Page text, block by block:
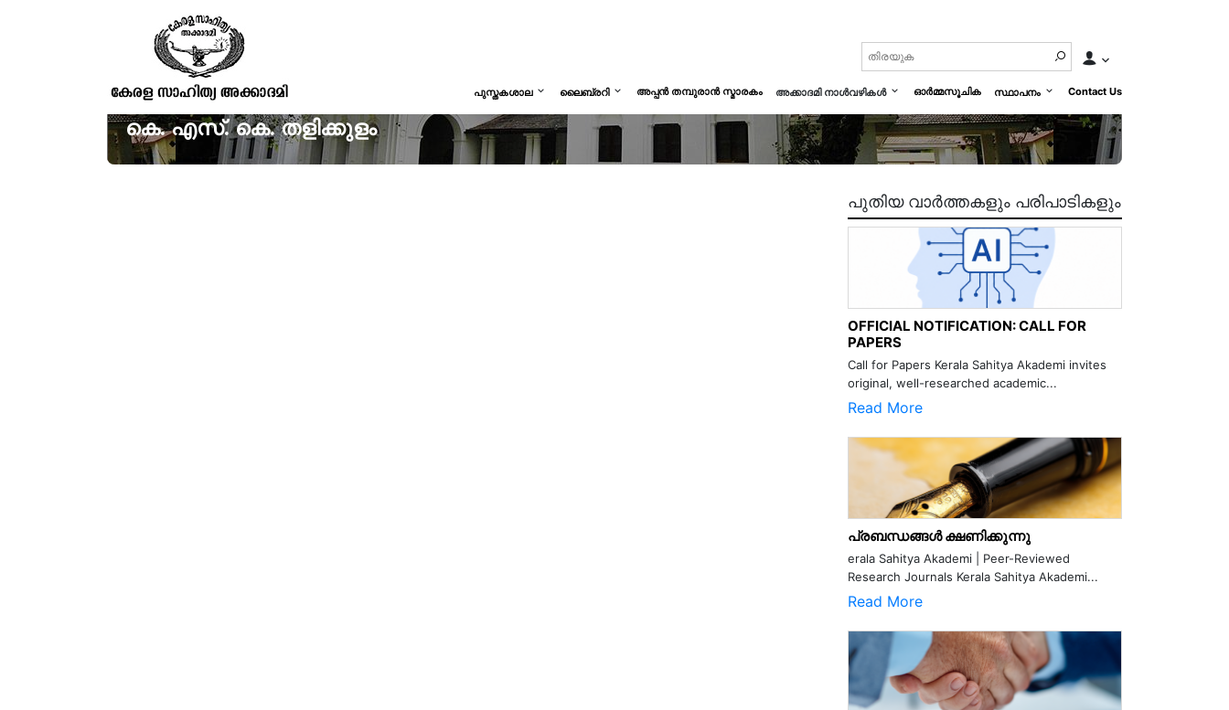
പുസ്തകശാല ലൈബ്രറി അപ്പൻ തമ്പുരാൻ സ്മാരകം അക്കാദമി നാൾവഴികൾ ഓർമ്മസൂചിക സ്ഥാപനം Contact Us
കെ. എസ്. കെ. തളിക്കുളം
പുതിയ വാർത്തകളും പരിപാടികളും
OFFICIAL NOTIFICATION: CALL FOR
PAPERS
Call for Papers Kerala Sahitya Akademi invites
original, well-researched academic...
Read More
പ്രബന്ധങ്ങൾ ക്ഷണിക്കുന്നു
erala Sahitya Akademi | Peer-Reviewed
Research Journals Kerala Sahitya Akademi...
Read More